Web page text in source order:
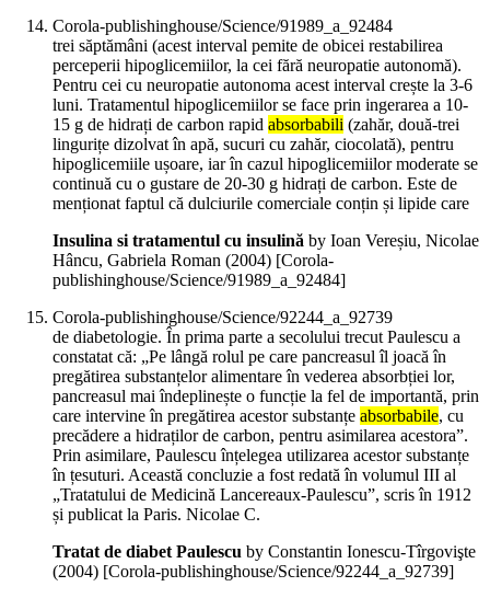
Corola-publishinghouse/Science/91989_a_92484
trei săptămâni (acest interval pemite de obicei restabilirea
perceperii hipoglicemiilor, la cei fără neuropatie autonomă).
Pentru cei cu neuropatie autonoma acest interval crește la 3-6
luni. Tratamentul hipoglicemiilor se face prin ingerarea a 10-
15 g de hidrați de carbon rapid absorbabili (zahăr, două-trei
lingurițe dizolvat în apă, sucuri cu zahăr, ciocolată), pentru
hipoglicemiile ușoare, iar în cazul hipoglicemiilor moderate se
continuă cu o gustare de 20-30 g hidrați de carbon. Este de
menționat faptul că dulciurile comerciale conțin și lipide care
Insulina si tratamentul cu insulină by Ioan Vereșiu, Nicolae
Hâncu, Gabriela Roman (2004) [Corola-
publishinghouse/Science/91989_a_92484]
Corola-publishinghouse/Science/92244_a_92739
de diabetologie. În prima parte a secolului trecut Paulescu a
constatat că: „Pe lângă rolul pe care pancreasul îl joacă în
pregătirea substanțelor alimentare în vederea absorbției lor,
pancreasul mai îndeplinește o funcție la fel de importantă, prin
care intervine în pregătirea acestor substanțe absorbabile, cu
precădere a hidraților de carbon, pentru asimilarea acestora”.
Prin asimilare, Paulescu înțelegea utilizarea acestor substanțe
în țesuturi. Această concluzie a fost redată în volumul III al
„Tratatului de Medicină Lancereaux-Paulescu”, scris în 1912
și publicat la Paris. Nicolae C.
Tratat de diabet Paulescu by Constantin Ionescu-Tîrgovişte
(2004) [Corola-publishinghouse/Science/92244_a_92739]